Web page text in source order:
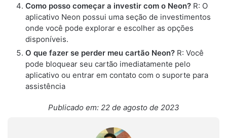
Como posso começar a investir com o Neon? R: O
aplicativo Neon possui uma seção de investimentos
onde você pode explorar e escolher as opções
disponíveis.
O que fazer se perder meu cartão Neon? R: Você
pode bloquear seu cartão imediatamente pelo
aplicativo ou entrar em contato com o suporte para
assistência
Publicado em: 22 de agosto de 2023